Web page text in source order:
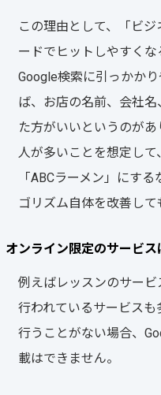
この理由として、「ビ
ードでヒットしやすく
Google検索に引っかか
ば、お店の名前、会社
た方がいいというのが
人が多いことを想定して
「ABCラーメン」にす
ゴリズム自体を改善して
オンライン限定のサービ
例えばレッスンのサー
行われているサービス
行うことがない場合、
載はできません。